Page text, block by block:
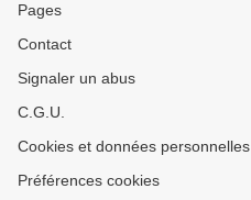
Pages
Contact
Signaler un abus
C.G.U.
Cookies et données personnelles
Préférences cookies